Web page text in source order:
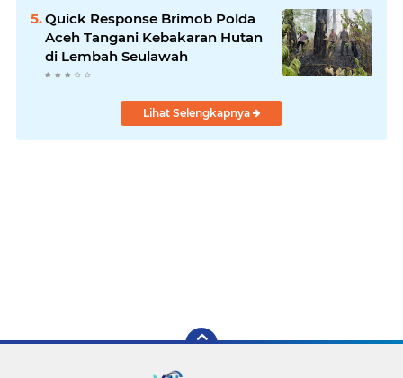
Quick Response Brimob Polda
Aceh Tangani Kebakaran Hutan
di Lembah Seulawah
Lihat Selengkapnya